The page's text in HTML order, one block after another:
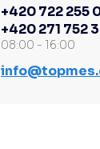
+420 722 255
+420 271 752
08:00 - 16:00